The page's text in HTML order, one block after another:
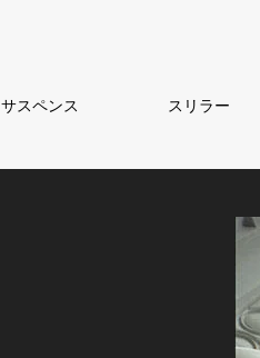
サスペンス スリラー